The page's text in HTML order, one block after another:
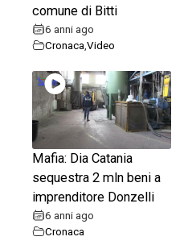
comune di Bitti
6 anni ago
Cronaca Video
Mafia: Dia Catania
sequestra 2 mln beni a
imprenditore Donzelli
6 anni ago
Cronaca